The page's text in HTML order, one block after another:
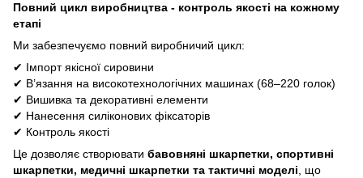
Повний цикл виробництва - контроль якості на кожному
етапі
Ми забезпечуємо повний виробничий цикл:
✔ Імпорт якісної сировини
✔ В’язання на високотехнологічних машинах (68–220 голок)
✔ Вишивка та декоративні елементи
✔ Нанесення силіконових фіксаторів
✔ Контроль якості
Це дозволяє створювати бавовняні шкарпетки, спортивні
шкарпетки, медичні шкарпетки та тактичні моделі, що